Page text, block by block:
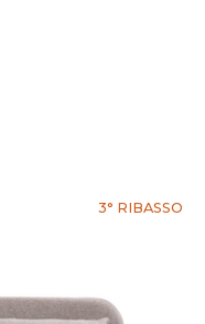
3° RIBASSO